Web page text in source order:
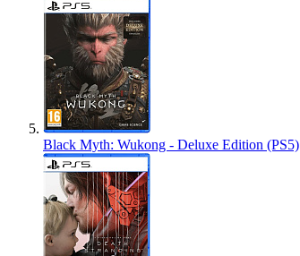
Black Myth: Wukong - Deluxe Edition (PS5)